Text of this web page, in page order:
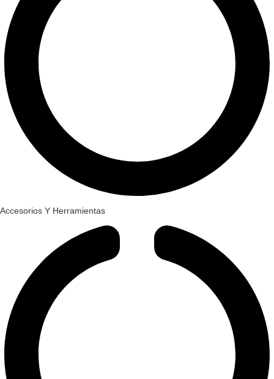
Accesorios Y Herramientas